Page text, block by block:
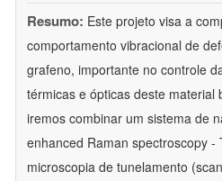
Resumo: Este projeto visa a
comportamento vibracional de
grafeno, importante no controle
térmicas e ópticas deste material
iremos combinar um sistema de
enhanced Raman spectroscopy -
microscopia de tunelamento